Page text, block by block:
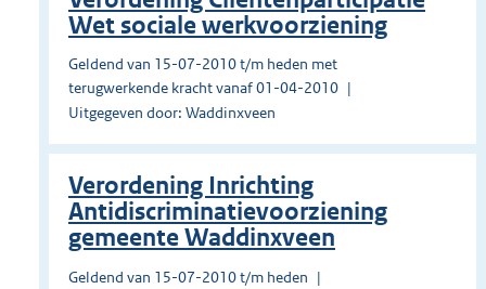
Wet sociale werkvoorziening
Geldend van 15-07-2010 t/m heden met
terugwerkende kracht vanaf 01-04-2010
Uitgegeven door: Waddinxveen
Verordening Inrichting
Antidiscriminatievoorziening
gemeente Waddinxveen
Geldend van 15-07-2010 t/m heden